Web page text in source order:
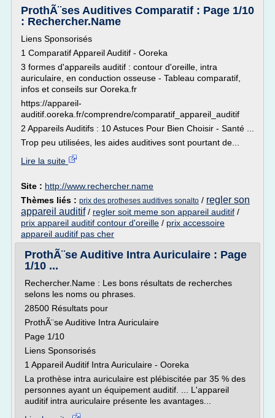
ProthÃ¨ses Auditives Comparatif : Page 1/10
: Rechercher.Name
Liens Sponsorisés
1 Comparatif Appareil Auditif - Ooreka
3 formes d'appareils auditif : contour d'oreille, intra
auriculaire, en conduction osseuse - Tableau comparatif,
infos et conseils sur Ooreka.fr
https://appareil-
auditif.ooreka.fr/comprendre/comparatif_appareil_auditif
2 Appareils Auditifs : 10 Astuces Pour Bien Choisir - Santé ...
Trop peu utilisées, les aides auditives sont pourtant de...
Lire la suite
Site : http://www.rechercher.name
Thèmes liés : prix des protheses auditives sonalto / regler son
appareil auditif/ regler soit meme son appareil auditif /
prix appareil auditif contour d'oreille / prix accessoire
appareil auditif pas cher
ProthÃ¨se Auditive Intra Auriculaire : Page
1/10 ...
Rechercher.Name : Les bons résultats de recherches
selons les noms ou phrases.
28500 Résultats pour
ProthÃ¨se Auditive Intra Auriculaire
Page 1/10
Liens Sponsorisés
1 Appareil Auditif Intra Auriculaire - Ooreka
La prothèse intra auriculaire est plébiscitée par 35 % des
personnes ayant un équipement auditif. ... L'appareil
auditif intra auriculaire présente les avantages...